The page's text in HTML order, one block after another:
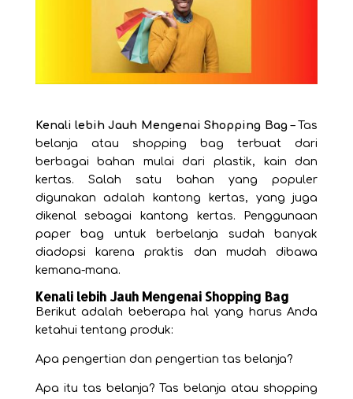
Kenali lebih Jauh Mengenai Shopping Bag– Tas
belanja atau shopping bag terbuat dari
berbagai bahan mulai dari plastik, kain dan
kertas. Salah satu bahan yang populer
digunakan adalah kantong kertas, yang juga
dikenal sebagai kantong kertas. Penggunaan
paper bag untuk berbelanja sudah banyak
diadopsi karena praktis dan mudah dibawa
kemana-mana.
Kenali lebih Jauh Mengenai Shopping Bag
Berikut adalah beberapa hal yang harus Anda
ketahui tentang produk:
Apa pengertian dan pengertian tas belanja?
Apa itu tas belanja? Tas belanja atau shopping